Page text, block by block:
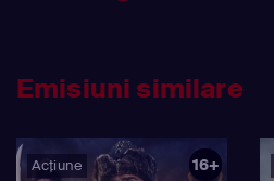
Emisiuni similare
Acțiune
16+